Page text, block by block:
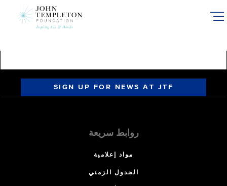
SIGN UP FOR NEWS AT JTF
روابط سريعة
مواد إعلامية
الجدول الزمني